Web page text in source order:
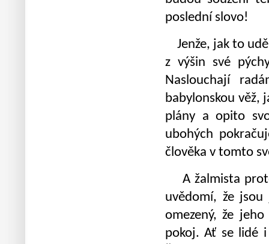
poslední slovo!
Jenže, jak to
z výšin své
Naslouchají
babylonskou věž,
plány a opito
ubohých
člověka v tomto
A žalmista
uvědomí, že
omezený, že
pokoj. Ať se lidé